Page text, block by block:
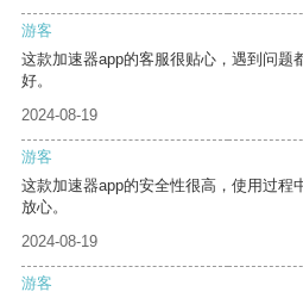
游客
这款加速器app的客服很贴心，遇到问题
好。
2024-08-19
游客
这款加速器app的安全性很高，使用过程
放心。
2024-08-19
游客